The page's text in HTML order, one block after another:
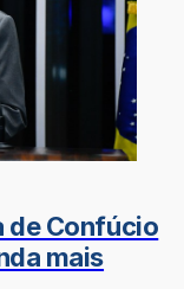
de Confúcio
mais